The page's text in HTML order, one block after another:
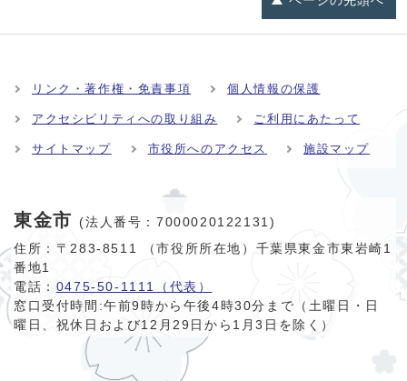
リンク・著作権・免責事項 個人情報の保護
アクセシビリティへの取り組み ご利用にあたって
サイトマップ 市役所へのアクセス 施設マップ
東金市
(法人番号：7000020122131)
住所：〒283-8511 （市役所所在地）千葉県東金市東岩崎1
番地1
電話： 0475-50-1111（代表）
窓口受付時間:午前9時から午後4時30分まで（土曜日・日
曜日、祝休日および12月29日から1月3日を除く）